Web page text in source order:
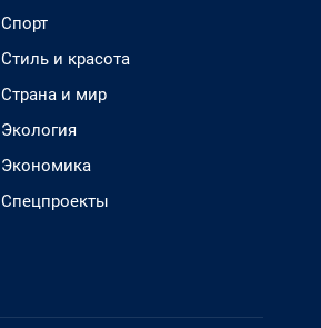
Спорт
Стиль и красота
Страна и мир
Экология
Экономика
Спецпроекты